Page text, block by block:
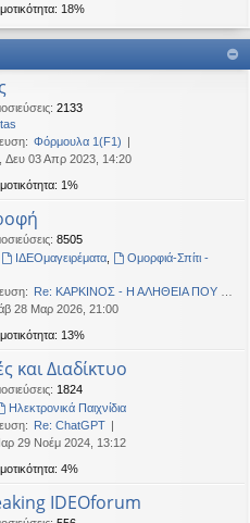
με δικαιοσύνη στα παντα.
18%
: 2133
Φόρμουλα 1(F1)
, Δευ 03 Απρ 2023, 14:20
1%
: 8505
ΙΔΕΟμαγειρέματα,
Ομορφιά-Σπίτι -
Re: ΚΑΡΚΙΝΟΣ - Η ΑΛΗΘΕΙΑ ΠΟΥ …
28 Μαρ 2026, 21:00
13%
και Διαδίκτυο
: 1824
Ηλεκτρονικά Παιχνίδια
Re: ChatGPT
29 Νοέμ 2024, 13:12
4%
IDEOforum